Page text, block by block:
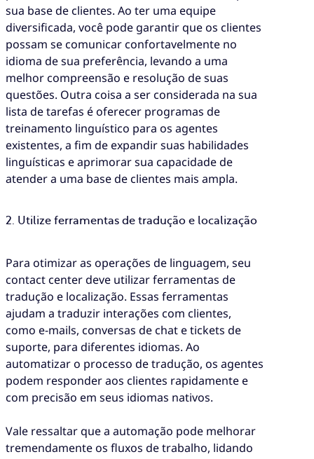
sua base de clientes. Ao ter uma equipe
diversificada, você pode garantir que os clientes
possam se comunicar confortavelmente no
idioma de sua preferência, levando a uma
melhor compreensão e resolução de suas
questões. Outra coisa a ser considerada na sua
lista de tarefas é oferecer programas de
treinamento linguístico para os agentes
existentes, a fim de expandir suas habilidades
linguísticas e aprimorar sua capacidade de
atender a uma base de clientes mais ampla.
2. Utilize ferramentas de tradução e localização
Para otimizar as operações de linguagem, seu
contact center deve utilizar ferramentas de
tradução e localização. Essas ferramentas
ajudam a traduzir interações com clientes,
como e-mails, conversas de chat e tickets de
suporte, para diferentes idiomas. Ao
automatizar o processo de tradução, os agentes
podem responder aos clientes rapidamente e
com precisão em seus idiomas nativos.
Vale ressaltar que a automação pode melhorar
tremendamente os fluxos de trabalho, lidando